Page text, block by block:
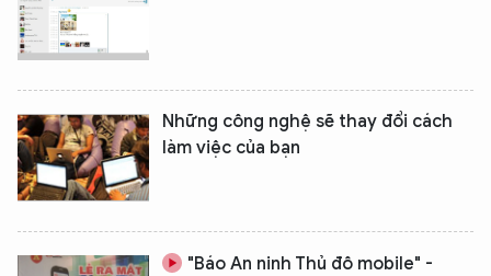
Những công nghệ sẽ thay đổi cách
làm việc của bạn
"Báo An ninh Thủ đô mobile" -